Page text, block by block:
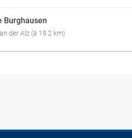
Burghausen
der Alz (à 19.2 km)